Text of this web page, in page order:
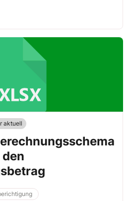
aktuell